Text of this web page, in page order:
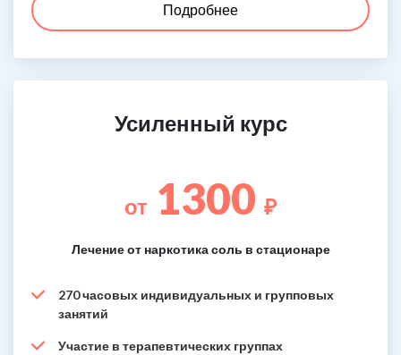
Подробнее
Усиленный курс
от 1300 ₽
Лечение от наркотика соль в стационаре
270 часовых индивидуальных и групповых
занятий
Участие в терапевтических группах